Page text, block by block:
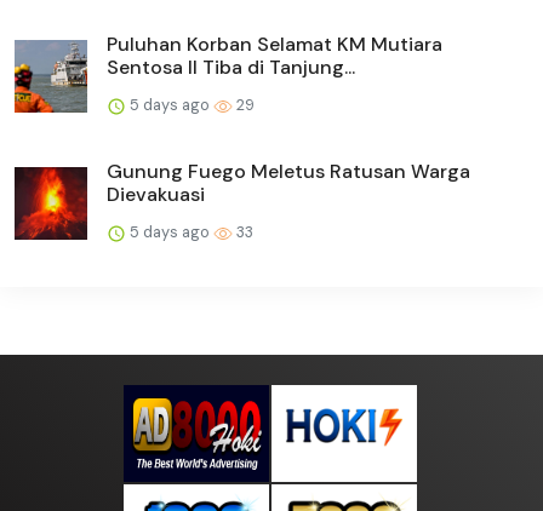
Puluhan Korban Selamat KM Mutiara
Sentosa II Tiba di Tanjung...
5 days ago 29
Gunung Fuego Meletus Ratusan Warga
Dievakuasi
5 days ago 33